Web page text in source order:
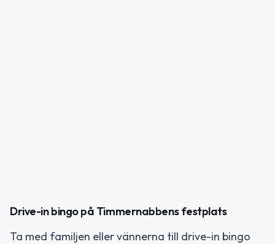
Drive-in bingo på Timmernabbens festplats
Ta med familjen eller vännerna till drive-in bingo